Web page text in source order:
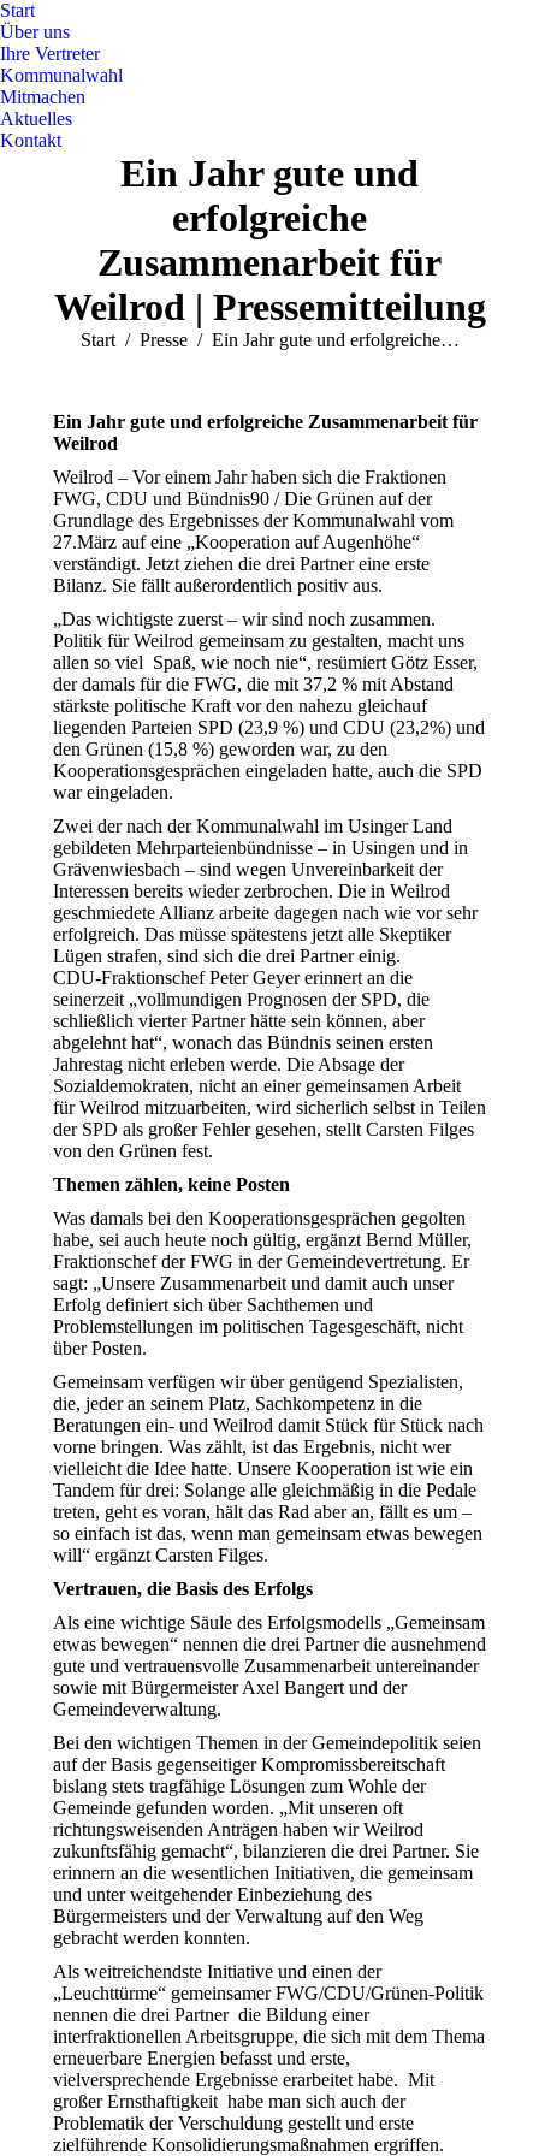
Start
Über uns
Ihre Vertreter
Kommunalwahl
Mitmachen
Aktuelles
Kontakt
Ein Jahr gute und
erfolgreiche
Zusammenarbeit für
Weilrod | Pressemitteilung
Sie befinden sich hier:
Start Presse Ein Jahr gute und erfolgreiche…
Ein Jahr gute und erfolgreiche Zusammenarbeit für
Weilrod
Weilrod – Vor einem Jahr haben sich die Fraktionen
FWG, CDU und Bündnis90 / Die Grünen auf der
Grundlage des Ergebnisses der Kommunalwahl vom
27.März auf eine „Kooperation auf Augenhöhe“
verständigt. Jetzt ziehen die drei Partner eine erste
Bilanz. Sie fällt außerordentlich positiv aus.
„Das wichtigste zuerst – wir sind noch zusammen.
Politik für Weilrod gemeinsam zu gestalten, macht uns
allen so viel Spaß, wie noch nie“, resümiert Götz Esser,
der damals für die FWG, die mit 37,2 % mit Abstand
stärkste politische Kraft vor den nahezu gleichauf
liegenden Parteien SPD (23,9 %) und CDU (23,2%) und
den Grünen (15,8 %) geworden war, zu den
Kooperationsgesprächen eingeladen hatte, auch die SPD
war eingeladen.
Zwei der nach der Kommunalwahl im Usinger Land
gebildeten Mehrparteienbündnisse – in Usingen und in
Grävenwiesbach – sind wegen Unvereinbarkeit der
Interessen bereits wieder zerbrochen. Die in Weilrod
geschmiedete Allianz arbeite dagegen nach wie vor sehr
erfolgreich. Das müsse spätestens jetzt alle Skeptiker
Lügen strafen, sind sich die drei Partner einig.
CDU-Fraktionschef Peter Geyer erinnert an die
seinerzeit „vollmundigen Prognosen der SPD, die
schließlich vierter Partner hätte sein können, aber
abgelehnt hat“, wonach das Bündnis seinen ersten
Jahrestag nicht erleben werde. Die Absage der
Sozialdemokraten, nicht an einer gemeinsamen Arbeit
für Weilrod mitzuarbeiten, wird sicherlich selbst in Teilen
der SPD als großer Fehler gesehen, stellt Carsten Filges
von den Grünen fest.
Themen zählen, keine Posten
Was damals bei den Kooperationsgesprächen gegolten
habe, sei auch heute noch gültig, ergänzt Bernd Müller,
Fraktionschef der FWG in der Gemeindevertretung. Er
sagt: „Unsere Zusammenarbeit und damit auch unser
Erfolg definiert sich über Sachthemen und
Problemstellungen im politischen Tagesgeschäft, nicht
über Posten.
Gemeinsam verfügen wir über genügend Spezialisten,
die, jeder an seinem Platz, Sachkompetenz in die
Beratungen ein- und Weilrod damit Stück für Stück nach
vorne bringen. Was zählt, ist das Ergebnis, nicht wer
vielleicht die Idee hatte. Unsere Kooperation ist wie ein
Tandem für drei: Solange alle gleichmäßig in die Pedale
treten, geht es voran, hält das Rad aber an, fällt es um –
so einfach ist das, wenn man gemeinsam etwas bewegen
will“ ergänzt Carsten Filges.
Vertrauen, die Basis des Erfolgs
Als eine wichtige Säule des Erfolgsmodells „Gemeinsam
etwas bewegen“ nennen die drei Partner die ausnehmend
gute und vertrauensvolle Zusammenarbeit untereinander
sowie mit Bürgermeister Axel Bangert und der
Gemeindeverwaltung.
Bei den wichtigen Themen in der Gemeindepolitik seien
auf der Basis gegenseitiger Kompromissbereitschaft
bislang stets tragfähige Lösungen zum Wohle der
Gemeinde gefunden worden. „Mit unseren oft
richtungsweisenden Anträgen haben wir Weilrod
zukunftsfähig gemacht“, bilanzieren die drei Partner. Sie
erinnern an die wesentlichen Initiativen, die gemeinsam
und unter weitgehender Einbeziehung des
Bürgermeisters und der Verwaltung auf den Weg
gebracht werden konnten.
Als weitreichendste Initiative und einen der
„Leuchttürme“ gemeinsamer FWG/CDU/Grünen-Politik
nennen die drei Partner die Bildung einer
interfraktionellen Arbeitsgruppe, die sich mit dem Thema
erneuerbare Energien befasst und erste,
vielversprechende Ergebnisse erarbeitet habe. Mit
großer Ernsthaftigkeit habe man sich auch der
Problematik der Verschuldung gestellt und erste
zielführende Konsolidierungsmaßnahmen ergriffen.